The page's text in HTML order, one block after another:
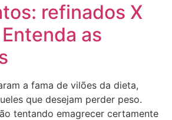
refinados X
as
a fama de vilões da dieta,
que desejam perder peso.
tentando emagrecer certamente